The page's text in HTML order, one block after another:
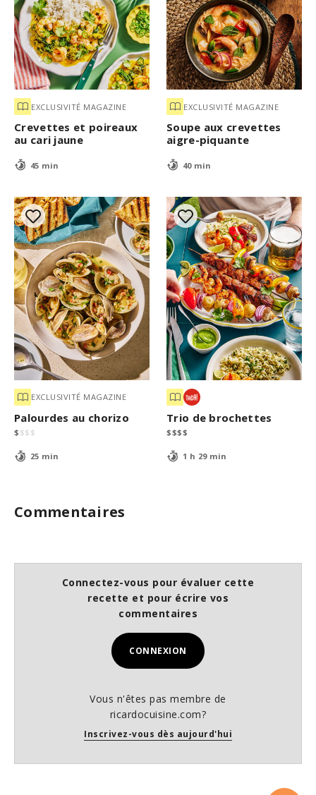
EXCLUSIVITÉ MAGAZINE
Crevettes et poireaux
au cari jaune
45 min
EXCLUSIVITÉ MAGAZINE
Soupe aux crevettes
aigre-piquante
40 min
EXCLUSIVITÉ MAGAZINE
Palourdes au chorizo
$ $$ $
25 min
Trio de brochettes
$$$$
1 h 29 min
Commentaires
Connectez-vous pour évaluer cette
recette et pour écrire vos
commentaires
CONNEXION
Vous n'êtes pas membre de
ricardocuisine.com?
Inscrivez-vous dès aujourd'hui